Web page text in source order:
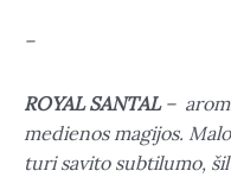
–
ROYAL SANTAL –
medienos magijos.
turi savito subtilumo,